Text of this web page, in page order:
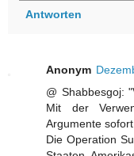
Antworten
Anonym
@ Shabbesgoj:
Mit der
Argumente
Die Operation